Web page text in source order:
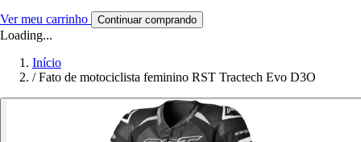
Ver meu carrinho Continuar comprando
Loading...
Início
/ Fato de motociclista feminino RST Tractech Evo D3O